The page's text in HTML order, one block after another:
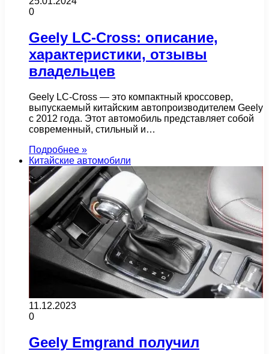
0
Geely LC-Cross: описание,
характеристики, отзывы
владельцев
Geely LC-Cross — это компактный кроссовер,
выпускаемый китайским автопроизводителем Geely
с 2012 года. Этот автомобиль представляет собой
современный, стильный и…
Подробнее »
Китайские автомобили
11.12.2023
0
Geely Emgrand получил